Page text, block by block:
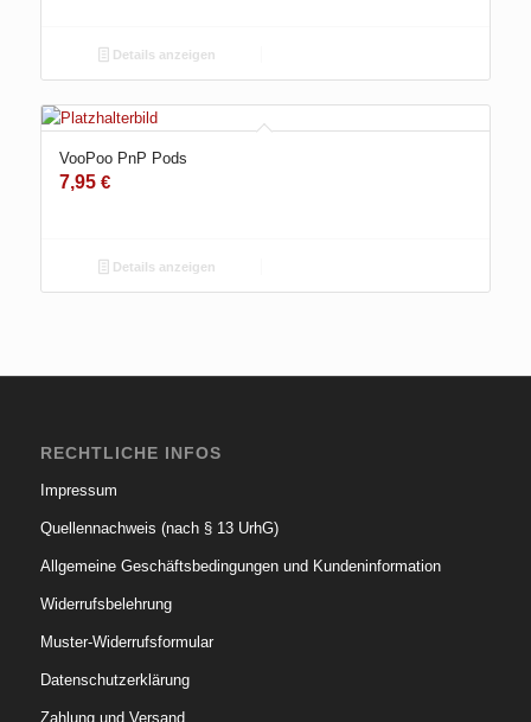
Details anzeigen
VooPoo PnP Pods
7,95 €
Details anzeigen
RECHTLICHE INFOS
Impressum
Quellennachweis (nach § 13 UrhG)
Allgemeine Geschäftsbedingungen und Kundeninformation
Widerrufsbelehrung
Muster-Widerrufsformular
Datenschutzerklärung
Zahlung und Versand